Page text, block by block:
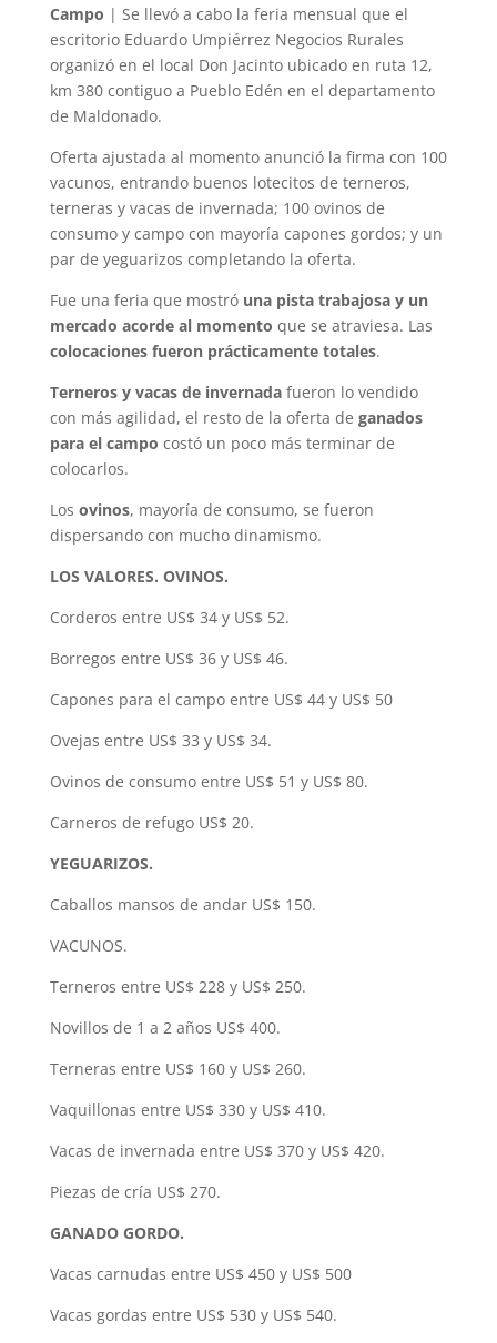
Campo | Se llevó a cabo la feria mensual que el
escritorio Eduardo Umpiérrez Negocios Rurales
organizó en el local Don Jacinto ubicado en ruta 12,
km 380 contiguo a Pueblo Edén en el departamento
de Maldonado.
Oferta ajustada al momento anunció la firma con 100
vacunos, entrando buenos lotecitos de terneros,
terneras y vacas de invernada; 100 ovinos de
consumo y campo con mayoría capones gordos; y un
par de yeguarizos completando la oferta.
Fue una feria que mostró una pista trabajosa y un
mercado acorde al momento que se atraviesa. Las
colocaciones fueron prácticamente totales.
Terneros y vacas de invernadafueron lo vendido
con más agilidad, el resto de la oferta de ganados
para el campo costó un poco más terminar de
colocarlos.
Los ovinos, mayoría de consumo, se fueron
dispersando con mucho dinamismo.
LOS VALORES. OVINOS.
Corderos entre US$ 34 y US$ 52.
Borregos entre US$ 36 y US$ 46.
Capones para el campo entre US$ 44 y US$ 50
Ovejas entre US$ 33 y US$ 34.
Ovinos de consumo entre US$ 51 y US$ 80.
Carneros de refugo US$ 20.
YEGUARIZOS.
Caballos mansos de andar US$ 150.
VACUNOS.
Terneros entre US$ 228 y US$ 250.
Novillos de 1 a 2 años US$ 400.
Terneras entre US$ 160 y US$ 260.
Vaquillonas entre US$ 330 y US$ 410.
Vacas de invernada entre US$ 370 y US$ 420.
Piezas de cría US$ 270.
GANADO GORDO.
Vacas carnudas entre US$ 450 y US$ 500
Vacas gordas entre US$ 530 y US$ 540.